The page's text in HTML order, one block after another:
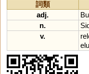
詞類
adj.
n.
v.